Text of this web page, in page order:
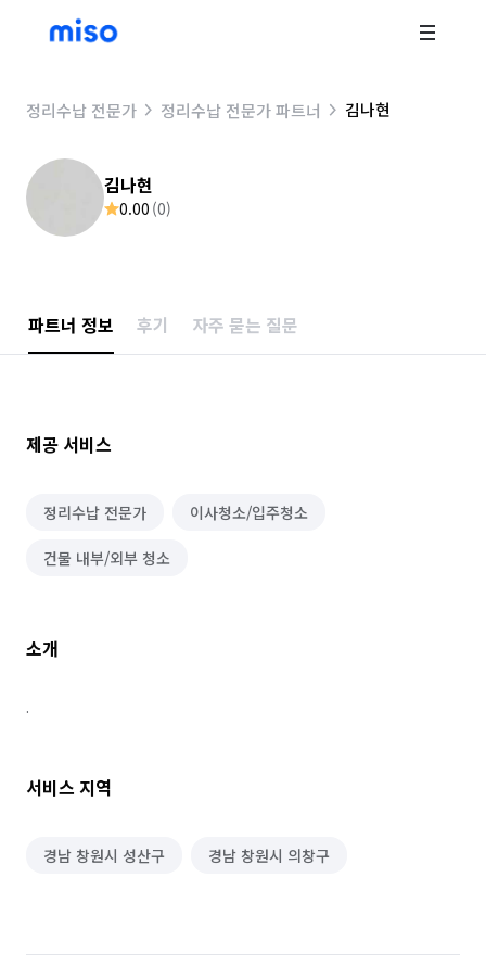
정리수납 전문가 정리수납 전문가 파트너 김나현
김나현
0.00 (0)
파트너 정보 후기 자주 묻는 질문
제공 서비스
정리수납 전문가 이사청소/입주청소
건물 내부/외부 청소
소개
서비스 지역
경남 창원시 성산구 경남 창원시 의창구